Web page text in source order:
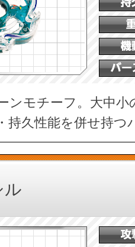
ンモチーフ。大中
持久性能を併せ持
ル